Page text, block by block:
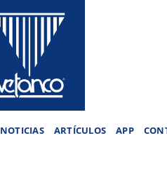
NOTICIAS ARTÍCULOS APP